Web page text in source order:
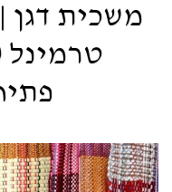
משכית
טרמינל
פתיחה